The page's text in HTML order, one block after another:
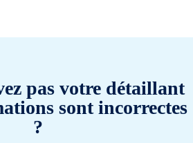
pas votre détaillant
sont incorrectes
?